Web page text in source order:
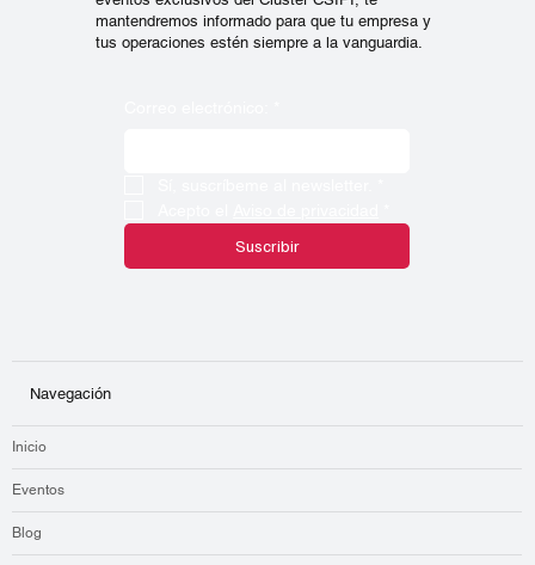
mantendremos informado para que tu empresa y
tus operaciones estén siempre a la vanguardia.
Suscribir
Navegación
Inicio
Eventos
Blog